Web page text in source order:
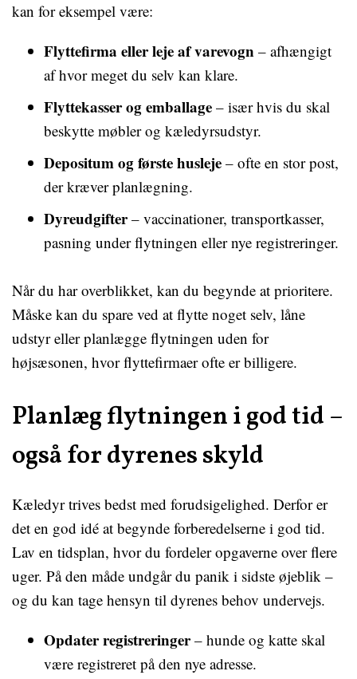
kan for eksempel være:
Flyttefirma eller leje af varevogn – afhængigt
af hvor meget du selv kan klare.
Flyttekasser og emballage – især hvis du skal
beskytte møbler og kæledyrsudstyr.
Depositum og første husleje – ofte en stor post,
der kræver planlægning.
Dyreudgifter– vaccinationer, transportkasser,
pasning under flytningen eller nye registreringer.
Når du har overblikket, kan du begynde at prioritere.
Måske kan du spare ved at flytte noget selv, låne
udstyr eller planlægge flytningen uden for
højsæsonen, hvor flyttefirmaer ofte er billigere.
Planlæg flytningen i god tid –
også for dyrenes skyld
Kæledyr trives bedst med forudsigelighed. Derfor er
det en god idé at begynde forberedelserne i god tid.
Lav en tidsplan, hvor du fordeler opgaverne over flere
uger. På den måde undgår du panik i sidste øjeblik –
og du kan tage hensyn til dyrenes behov undervejs.
Opdater registreringer– hunde og katte skal
være registreret på den nye adresse.